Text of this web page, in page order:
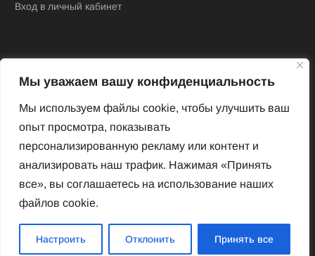
Мы уважаем вашу конфиденциальность
Мы используем файлы cookie, чтобы улучшить ваш
опыт просмотра, показывать
персонализированную рекламу или контент и
анализировать наш трафик. Нажимая «Принять
все», вы соглашаетесь на использование наших
файлов cookie.
Настроить Отклонить Принять все
Вход в личный кабинет
Новый Венский журнал
Архив номеров
Impressum
Новый Венский журнал